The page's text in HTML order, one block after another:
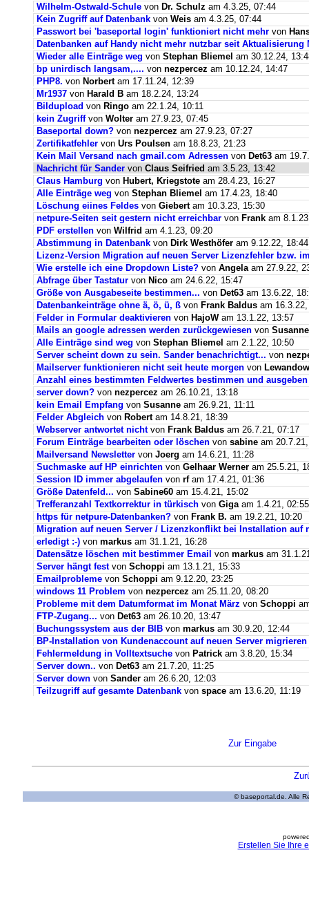
Wilhelm-Ostwald-Schule von Dr. Schulz am 4.3.25, 07:44
Kein Zugriff auf Datenbank von Weis am 4.3.25, 07:44
Passwort bei 'baseportal login' funktioniert nicht mehr von
Datenbanken auf Handy nicht mehr nutzbar seit Aktualisierung
Wieder alle Einträge weg von Stephan Bliemel am 30.12.24,
bp unirdisch langsam,.... von nezpercez am 10.12.24, 14:47
PHP8. von Norbertam 17.11.24, 12:39
Mr1937 von Harald B am 18.2.24, 13:24
Bildupload von Ringo am 22.1.24, 10:11
kein Zugriffvon Wolter am 27.9.23, 07:45
Baseportal down? von nezpercez am 27.9.23, 07:27
Zertifikatfehler von Urs Poulsen am 18.8.23, 21:23
Kein Mail Versand nach gmail.com Adressen von Det63 am
Nachricht für Sander von Claus Seifried am 3.5.23, 13:42
Claus Hamburg von Hubert, Kriegstote am 28.4.23, 16:27
Alle Einträge weg von Stephan Bliemel am 17.4.23, 18:40
Löschung eiines Feldes von Giebertam 10.3.23, 15:30
netpure-Seiten seit gestern nicht erreichbar von Frank am
PDF erstellen von Wilfrid am 4.1.23, 09:20
Abstimmung in Datenbank von Dirk Westhöfer am 9.12.22, 18:44
Lizenz-Version Migration auf neuen Server Lizenzfehler bzw.
Wie erstelle ich eine Dropdown Liste? von Angela am 27.9.22,
Abfrage über Tastatur von Nico am 24.6.22, 15:47
Größe von Ausgabeseite bestimmen... von Det63 am 13.6.22,
Datenbankeinträge ohne ä, ö, ü, ß von Frank Baldus am
Felder in Formular deaktivieren von HajoWam 13.1.22, 13:57
Mails an google adressen werden zurückgewiesen von Susanne
Alle Einträge sind weg von Stephan Bliemel am 2.1.22, 10:50
Server scheint down zu sein. Sander benachrichtigt... von
Mailserver funktionieren nicht seit heute morgen von
Anzahl eines bestimmten Feldwertes bestimmen und ausgeben
server down? von nezpercez am 26.10.21, 13:18
kein Email Empfang von Susanne am 26.9.21, 11:11
Felder Abgleich von Robertam 14.8.21, 18:39
Webserver antwortet nichtvon Frank Baldus am 26.7.21, 07:17
Forum Einträge bearbeiten oder löschen von sabine am
Mailversand Newsletter von Joerg am 14.6.21, 11:28
Suchmaske auf HP einrichten von Gelhaar Werner am 25.5.21,
Session ID immer abgelaufen von rfam 17.4.21, 01:36
Größe Datenfeld... von Sabine60 am 15.4.21, 15:02
Trefferanzahl Textkorrektur in türkisch von Gigaam 1.4.21, 02:55
https für netpure-Datenbanken? von Frank B. am 19.2.21, 10:20
Migration auf neuen Server / Lizenzkonflikt bei Installation auf
erledigt :-) von markus am 31.1.21, 16:28
Datensätze löschen mit bestimmer Email von markus am
Server hängt festvon Schoppi am 13.1.21, 15:33
Emailprobleme von Schoppi am 9.12.20, 23:25
windows 11 Problem von nezpercez am 25.11.20, 08:20
Probleme mit dem Datumformat im Monat März von Schoppi
FTP-Zugang... von Det63 am 26.10.20, 13:47
Buchungssystem aus der BIB von markus am 30.9.20, 12:44
BP-Installation von Kundenaccount auf neuen Server migrieren
Fehlermeldung in Volltextsuche von Patrick am 3.8.20, 15:34
Server down.. von Det63 am 21.7.20, 11:25
Server down von Sander am 26.6.20, 12:03
Teilzugriff auf gesamte Datenbank von space am 13.6.20, 11:19
Zur Eingabe
© baseportal.de. Alle
Erstellen Sie Ihre